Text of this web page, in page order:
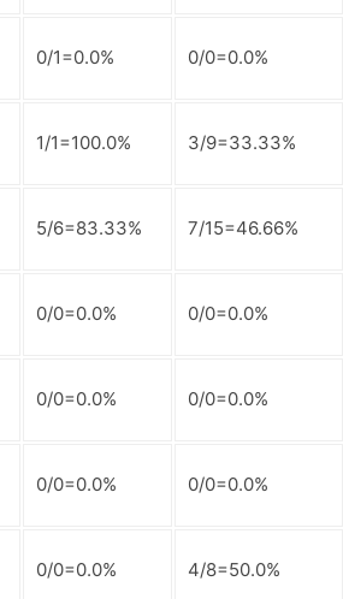
0/1=0.0% 0/0=0.0%
1/1=100.0% 3/9=33.33%
5/6=83.33% 7/15=46.66%
0/0=0.0% 0/0=0.0%
0/0=0.0% 0/0=0.0%
0/0=0.0% 0/0=0.0%
0/0=0.0% 4/8=50.0%